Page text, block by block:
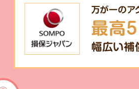
万が一のア
最高
幅広い補